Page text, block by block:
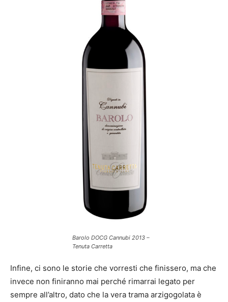
Barolo DOCG Cannubi 2013 –
Tenuta Carretta
Infine, ci sono le storie che vorresti che finissero, ma che
invece non finiranno mai perché rimarrai legato per
sempre all’altro, dato che la vera trama arzigogolata è